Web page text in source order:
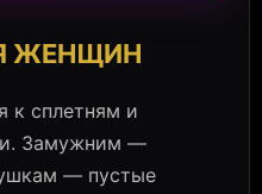
ЖЕНЩИН
к сплетням и
Замужним —
— пустые